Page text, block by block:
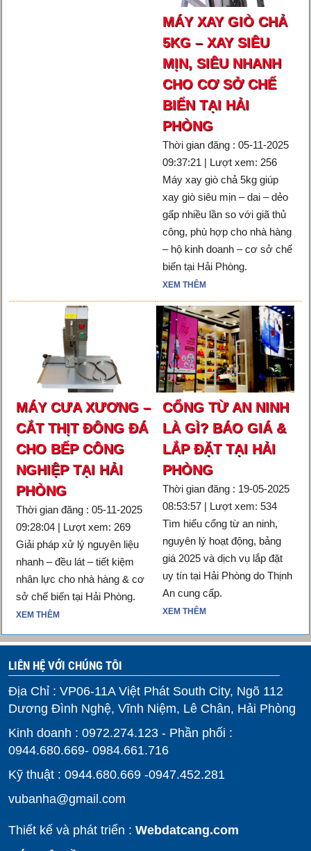
MÁY XAY GIÒ CHẢ
5KG – XAY SIÊU
MỊN, SIÊU NHANH
CHO CƠ SỞ CHẾ
BIẾN TẠI HẢI
PHÒNG
Thời gian đăng : 05-11-2025
09:37:21 | Lượt xem: 256
Máy xay giò chả 5kg giúp
xay giò siêu mịn – dai – dẻo
gấp nhiều lần so với giã thủ
công, phù hợp cho nhà hàng
– hộ kinh doanh – cơ sở chế
biến tại Hải Phòng.
XEM THÊM
MÁY CƯA XƯƠNG –
CẮT THỊT ĐÔNG ĐÁ
CHO BẾP CÔNG
NGHIỆP TẠI HẢI
PHÒNG
Thời gian đăng : 05-11-2025
09:28:04 | Lượt xem: 269
Giải pháp xử lý nguyên liệu
nhanh – đều lát – tiết kiệm
nhân lực cho nhà hàng & cơ
sở chế biến tại Hải Phòng.
XEM THÊM
CỔNG TỪ AN NINH
LÀ GÌ? BÁO GIÁ &
LẮP ĐẶT TẠI HẢI
PHÒNG
Thời gian đăng : 19-05-2025
08:53:57 | Lượt xem: 534
Tìm hiểu cổng từ an ninh,
nguyên lý hoạt động, bảng
giá 2025 và dịch vụ lắp đặt
uy tín tại Hải Phòng do Thịnh
An cung cấp.
XEM THÊM
LIÊN HỆ VỚI CHÚNG TÔI
Địa Chỉ : VP06-11A Việt Phát South City, Ngõ 112
Dương Đình Nghệ, Vĩnh Niệm, Lê Chân, Hải Phòng
Kinh doanh : 0972.274.123 - Phần phối :
0944.680.669- 0984.661.716
Kỹ thuật : 0944.680.669 -0947.452.281
vubanha@gmail.com
Thiết kế và phát triển : Webdatcang.com